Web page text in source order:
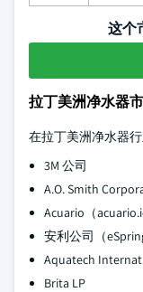
这个
拉丁美洲净水器
在拉丁美洲净水器
3M 公司
A.O. Smith
Acuario（
安利公司（
Aquatech
Brita LP